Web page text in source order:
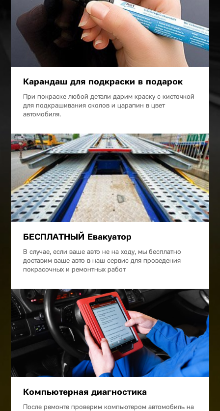
Карандаш для подкраски в подарок
При покраске любой детали дарим краску с кисточкой
для подкрашивания сколов и царапин в цвет
автомобиля.
БЕСПЛАТНЫЙ Евакуатор
В случае, если ваше авто не на ходу, мы бесплатно
доставим ваше авто в наш сервис для проведения
покрасочных и ремонтных работ
Компьютерная диагностика
После ремонте проверим компьютером автомобиль на